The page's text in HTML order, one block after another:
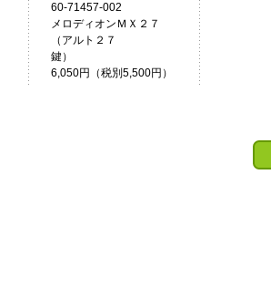
60-71457-002
メロディオンＭＸ２７
（アルト２７
鍵）
6,050円（税別5,500円）